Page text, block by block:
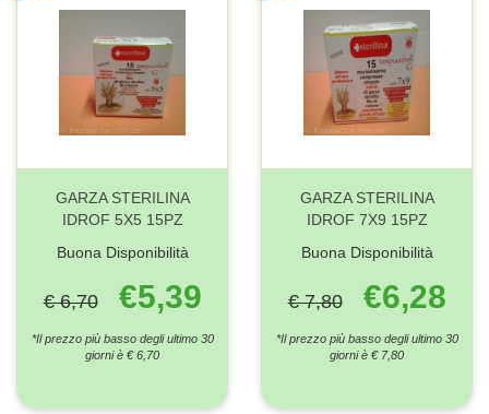
GARZA STERILINA
IDROF 5X5 15PZ
Buona Disponibilità
€ 6,70 €5,39
*Il prezzo più basso degli ultimo 30
giorni è € 6,70
GARZA STERILINA
IDROF 7X9 15PZ
Buona Disponibilità
€ 7,80 €6,28
*Il prezzo più basso degli ultimo 30
giorni è € 7,80